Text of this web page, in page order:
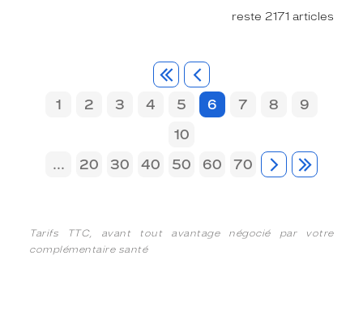
reste 2171 articles
1 2 3 4 5 6 7 8
9
10
...
20 30 40 50 60 70
Tarifs TTC, avant tout avantage négocié par votre
complémentaire santé